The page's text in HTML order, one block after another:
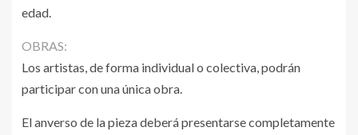
edad.
OBRAS:
Los artistas, de forma individual o colectiva, podrán
participar con una única obra.
El anverso de la pieza deberá presentarse completamente